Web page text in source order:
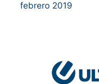
febrero 2019